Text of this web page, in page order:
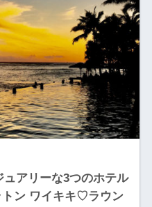
アリーな3つのホテル
トン ワイキキ♡ラウン